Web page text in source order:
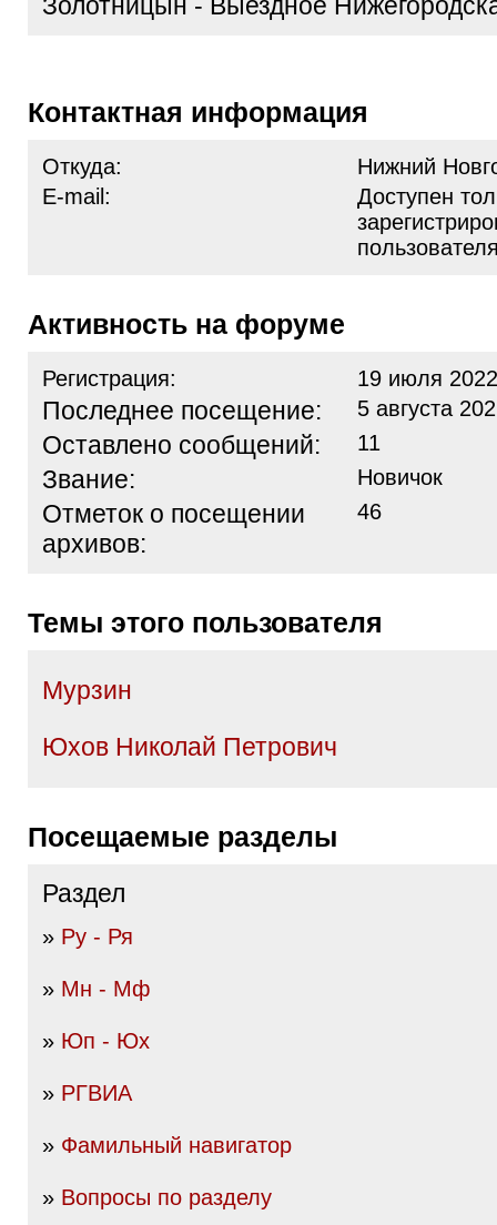
Контактная информация
Откуда:
Нижний
E-mail:
Доступен
Активность на форуме
Регистрация: 19 июля
Последнее посещение: 5 августа
Оставлено сообщений: 11
Звание: Новичок
Отметок о посещении
архивов:
46
Темы этого пользователя
Мурзин
Юхов Николай Петрович
Посещаемые разделы
Раздел
» Ру - Ря
» Мн - Мф
» Юп - Юх
» РГВИА
» Фамильный навигатор
» Вопросы по разделу